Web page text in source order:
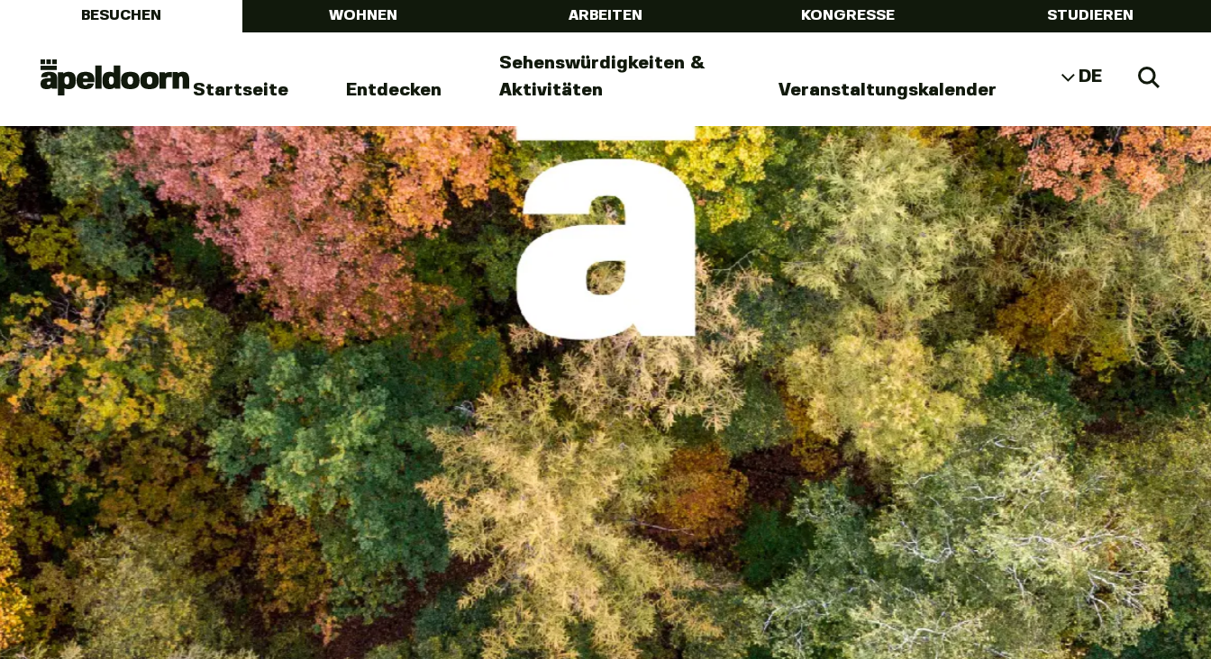
BESUCHEN WOHNEN ARBEITEN KONGRESSE STUDIEREN
Uit
Apeldoorn
Startseite
Entdecken
Sehenswürdigkeiten &
Aktivitäten
Veranstaltungskalender
DE
EN